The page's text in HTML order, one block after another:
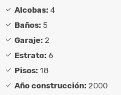
Alcobas: 4
Baños: 5
Garaje: 2
Estrato: 6
Pisos: 18
Año construcción: 2000